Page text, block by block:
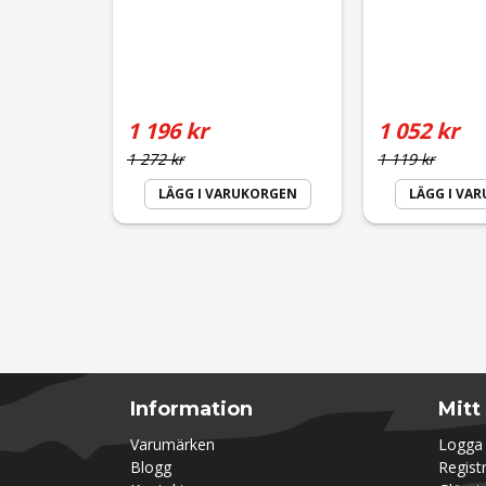
1 272 kr
1 196 kr
LÄGG I VARUKORGEN
1 119 kr
1 052 kr
LÄGG I
Information
Varumärken
Blogg
Mitt
Logga